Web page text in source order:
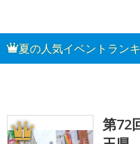
夏の人気イベントラン
1
第72